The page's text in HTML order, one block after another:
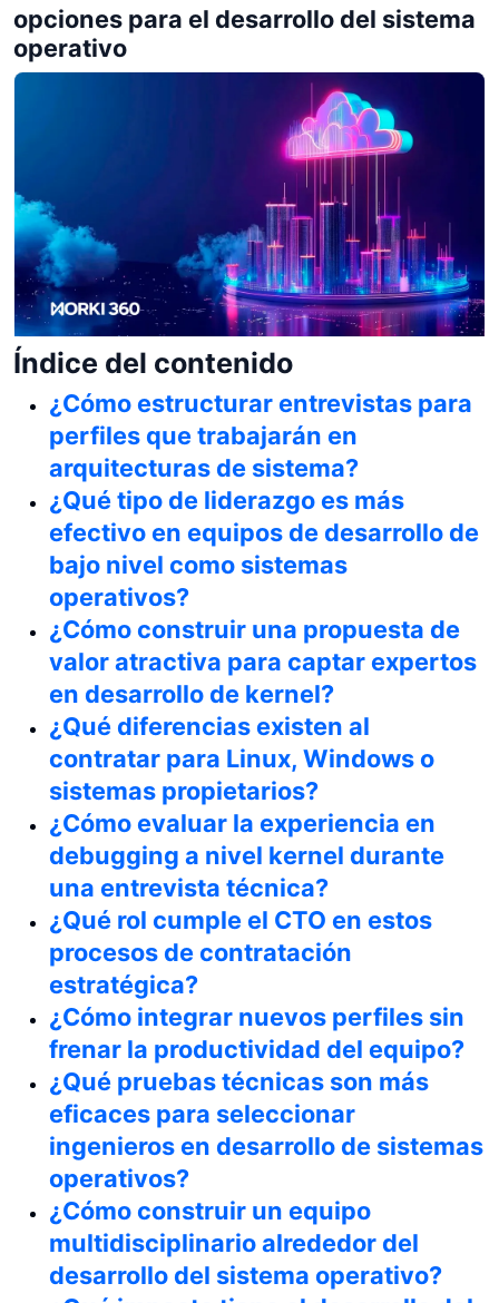
opciones para el desarrollo del sistema
operativo
Índice del contenido
¿Cómo estructurar entrevistas para
perfiles que trabajarán en
arquitecturas de sistema?
¿Qué tipo de liderazgo es más
efectivo en equipos de desarrollo de
bajo nivel como sistemas
operativos?
¿Cómo construir una propuesta de
valor atractiva para captar expertos
en desarrollo de kernel?
¿Qué diferencias existen al
contratar para Linux, Windows o
sistemas propietarios?
¿Cómo evaluar la experiencia en
debugging a nivel kernel durante
una entrevista técnica?
¿Qué rol cumple el CTO en estos
procesos de contratación
estratégica?
¿Cómo integrar nuevos perfiles sin
frenar la productividad del equipo?
¿Qué pruebas técnicas son más
eficaces para seleccionar
ingenieros en desarrollo de sistemas
operativos?
¿Cómo construir un equipo
multidisciplinario alrededor del
desarrollo del sistema operativo?